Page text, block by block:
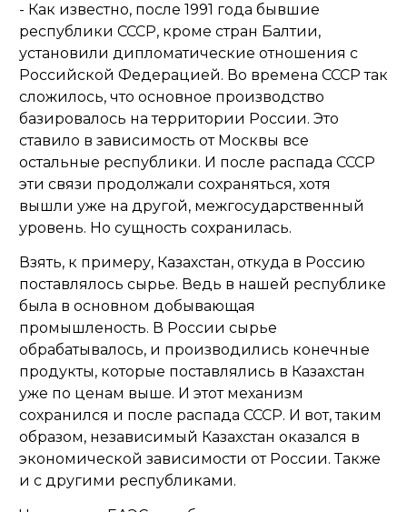
- Как известно, после 1991 года бывшие
республики СССР, кроме стран Балтии,
установили дипломатические отношения с
Российской Федерацией. Во времена СССР так
сложилось, что основное производство
базировалось на территории России. Это
ставило в зависимость от Москвы все
остальные республики. И после распада СССР
эти связи продолжали сохраняться, хотя
вышли уже на другой, межгосударственный
уровень. Но сущность сохранилась.
Взять, к примеру, Казахстан, откуда в Россию
поставлялось сырье. Ведь в нашей республике
была в основном добывающая
промышленость. В России сырье
обрабатывалось, и производились конечные
продукты, которые поставлялись в Казахстан
уже по ценам выше. И этот механизм
сохранился и после распада СССР. И вот, таким
образом, независимый Казахстан оказался в
экономической зависимости от России. Также
и с другими республиками.